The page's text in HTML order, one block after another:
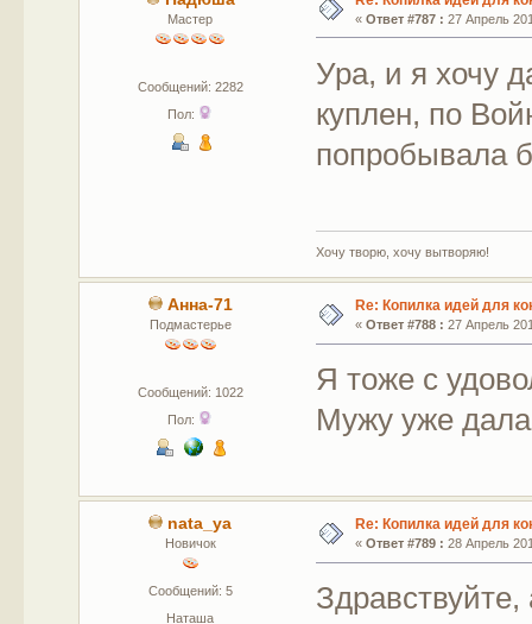
Мастер
Сообщений: 2282
Пол:
« Ответ #787 : 27 Апрель
Ура, и я хочу
куплен, по
попробывала
Хочу творю, хочу вытворяю!
Анна-71
Подмастерье
Сообщений: 1022
Пол:
Re: Копилка идей для
« Ответ #788 : 27 Апрель
Я тоже с
Мужу уже
nata_ya
Новичок
Сообщений: 5
Наташа
Re: Копилка идей для
« Ответ #789 : 28 Апрель